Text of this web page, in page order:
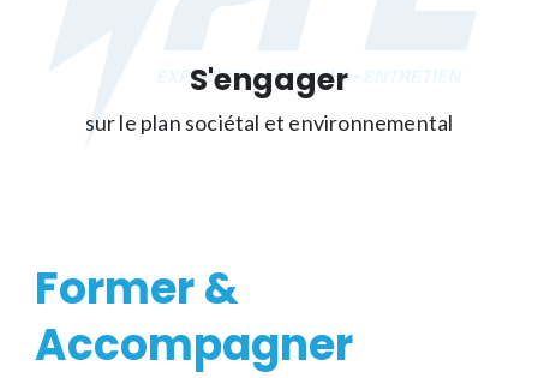
S'engager
sur le plan sociétal et environnemental
Former &
Accompagner